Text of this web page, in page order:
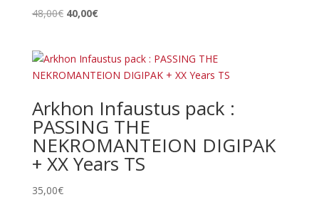
48,00€ Le
était :
48,00€.
40,00€Le
est :
40,00€.
Arkhon Infaustus pack :
PASSING THE
NEKROMANTEION DIGIPAK
+ XX Years TS
35,00€